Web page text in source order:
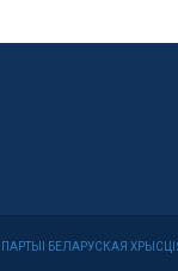
ПАРТЫІ БЕЛАРУСКАЯ